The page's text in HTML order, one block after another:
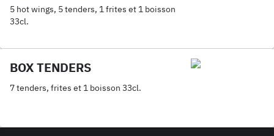
5 hot wings, 5 tenders, 1 frites et 1 boisson
33cl.
BOX TENDERS
7 tenders, frites et 1 boisson 33cl.